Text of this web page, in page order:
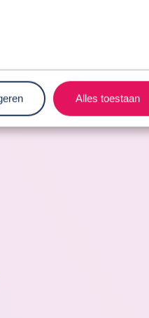
Alles toestaan